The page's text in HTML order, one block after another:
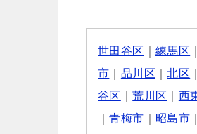
世田谷区 ｜練馬区
市
品川区 ｜北区
谷区
｜荒川区 西
｜青梅市 昭島市